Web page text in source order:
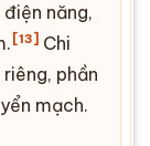
năng,
[13] Chi
phần
mạch.